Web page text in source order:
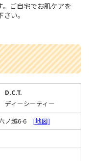
。ご自宅でお肌ケアを
い。
D.C.T.
ィーシーティー
ノ越6-6 [地図]